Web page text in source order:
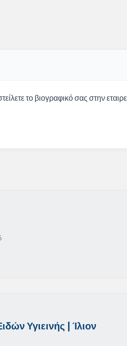
το βιογραφικό σας στην
Υγιεινής | Ίλιον